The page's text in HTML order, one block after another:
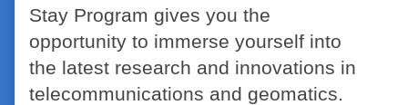
Stay Program gives you the
opportunity to immerse yourself into
the latest research and innovations in
telecommunications and geomatics.